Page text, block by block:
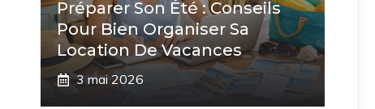
Préparer Son Été : Conseils
Pour Bien Organiser Sa
Location De Vacances
3 mai 2026